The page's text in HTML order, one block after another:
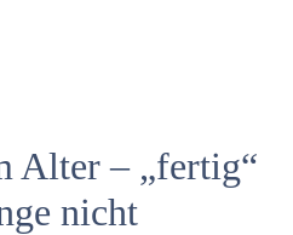
Alter – „fertig“
nicht